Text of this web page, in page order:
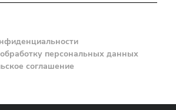
персональных данных
соглашение